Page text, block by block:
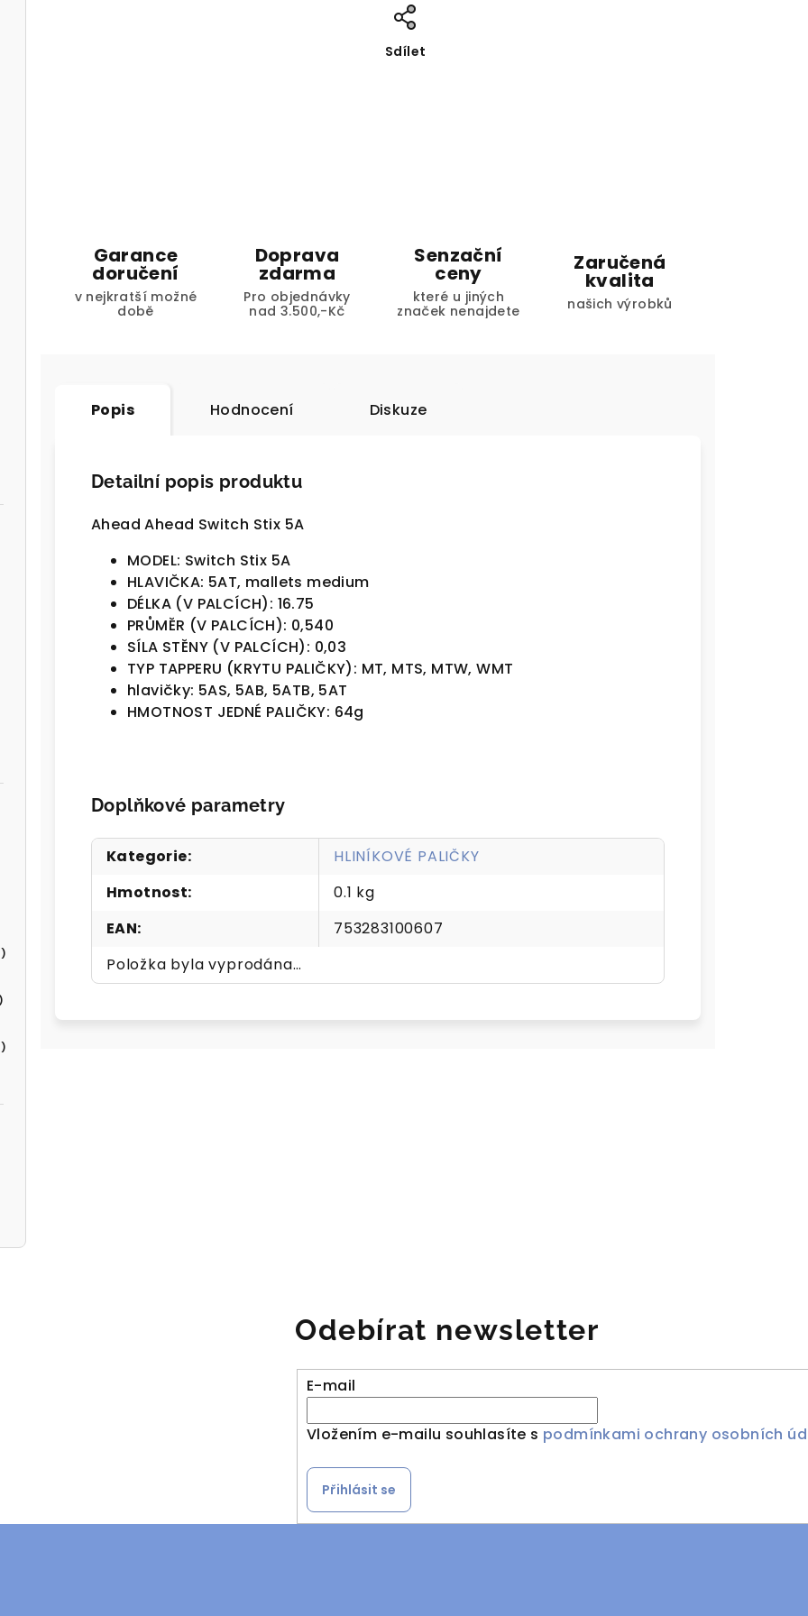
Sdílet
Garance
doručení
v nejkratší možné
době
Doprava
zdarma
Pro objednávky
nad 3.500,-Kč
Senzační
ceny
které u jiných
značek nenajdete
Zaručená
kvalita
našich výrobků
Popis Hodnocení Diskuze
Detailní popis produktu
Ahead Ahead Switch Stix 5A
MODEL: Switch Stix 5A
HLAVIČKA: 5AT, mallets medium
DÉLKA (V PALCÍCH): 16.75
PRŮMĚR (V PALCÍCH): 0,540
SÍLA STĚNY (V PALCÍCH): 0,03
TYP TAPPERU (KRYTU PALIČKY): MT, MTS, MTW, WMT
hlavičky: 5AS, 5AB, 5ATB, 5AT
HMOTNOST JEDNÉ PALIČKY: 64g
Doplňkové parametry
Kategorie:
HLINÍKOVÉ PALIČKY
Hmotnost:
0.1 kg
EAN:
753283100607
Položka byla vyprodána…
Odebírat newsletter
E-mail
Vložením e-mailu souhlasíte s podmínkami ochrany osobních
Přihlásit se